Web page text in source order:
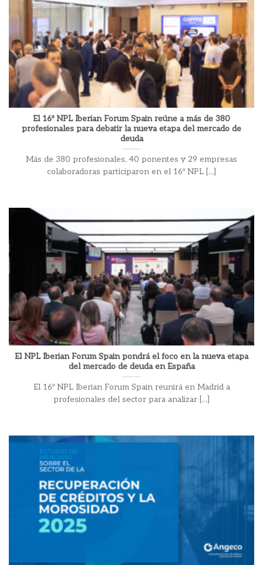
El 16º NPL Iberian Forum Spain reúne a más de 380
profesionales para debatir la nueva etapa del mercado de
deuda
Más de 380 profesionales, 40 ponentes y 29 empresas
colaboradoras participaron en el 16º NPL [...]
El NPL Iberian Forum Spain pondrá el foco en la nueva etapa
del mercado de deuda en España
El 16º NPL Iberian Forum Spain reunirá en Madrid a
profesionales del sector para analizar [...]